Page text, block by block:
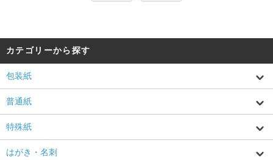
カテゴリーから探す
包装紙
普通紙
特殊紙
はがき・名刺